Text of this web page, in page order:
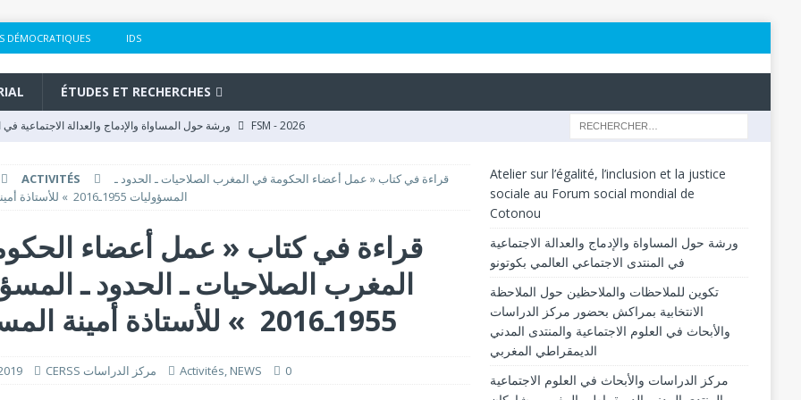
DÉMOCRATIQUES IDS
ÉTUDES ET RECHERCHES
FSM - 2026
FSM - 2026
et la justice sociale au Forum social mondial de Cotonou FSM - 2026
ACTIVITÉS
قراءة في كتاب « عمل أعضاء الحكومة في المغرب الصلاحيات ـ الحدود ـ
المسؤوليات 1955ـ2016 » للأستاذة أمينة المسعودي
قراءة في كتاب « عمل أعضاء
المغرب الصلاحيات ـ الحدود ـ
1955ـ2016 » للأستاذة أمينة المسعودي
CERSS مركز الدراسات Activités, NEWS 0
Atelier sur l’égalité, l’inclusion et la justice
sociale au Forum social mondial de
Cotonou
ورشة حول المساواة والإدماج والعدالة الاجتماعية
في المنتدى الاجتماعي العالمي بكوتونو
تكوين للملاحظات والملاحظين حول الملاحظة
الانتخابية بمراكش بحضور مركز الدراسات
والأبحاث في العلوم الاجتماعية والمنتدى المدني
الديمقراطي المغربي
مركز الدراسات والأبحاث في العلوم الاجتماعية